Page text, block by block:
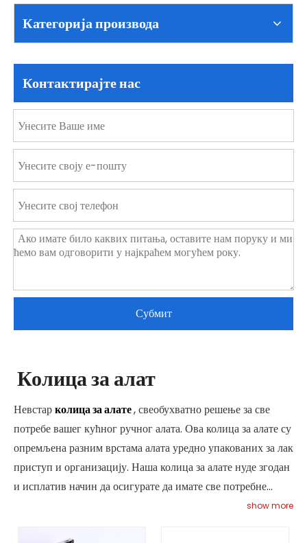
Категорија производа
Контактирајте нас
Субмит
Колица за алат
Невстарколица за алате, свеобухватно решење за све
потребе вашег кућног ручног алата. Ова колица за алате су
опремљена разним врстама алата уредно упакованих за лак
приступ и организацију. Наша колица за алате нуде згодан
и исплатив начин да осигурате да имате све потребне
алате на дохват руке. Било да сте „уради сам“ ентузијаста
show more